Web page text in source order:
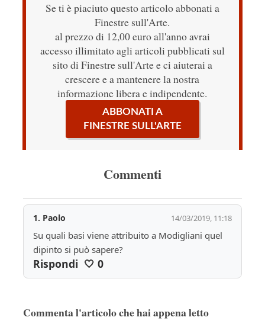
Se ti è piaciuto questo articolo abbonati a
Finestre sull'Arte.
al prezzo di 12,00 euro all'anno avrai
accesso illimitato agli articoli pubblicati sul
sito di Finestre sull'Arte e ci aiuterai a
crescere e a mantenere la nostra
informazione libera e indipendente.
ABBONATI A
FINESTRE SULL'ARTE
Commenti
1. Paolo 14/03/2019, 11:18
Su quali basi viene attribuito a Modigliani quel
dipinto si può sapere?
Rispondi 🤍 0
Commenta l'articolo che hai appena letto